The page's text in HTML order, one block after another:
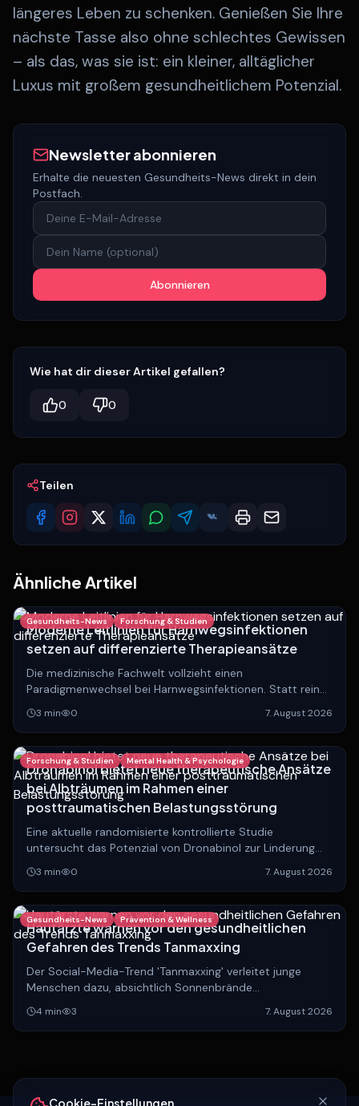
längeres Leben zu schenken. Genießen Sie Ihre
nächste Tasse also ohne schlechtes Gewissen
– als das, was sie ist: ein kleiner, alltäglicher
Luxus mit großem gesundheitlichem Potenzial.
Newsletter abonnieren
Erhalte die neuesten Gesundheits-News direkt in dein
Postfach.
Abonnieren
Wie hat dir dieser Artikel gefallen?
0 0
Teilen
Ähnliche Artikel
Gesundheits-News Forschung & Studien
Moderne Leitlinien für Harnwegsinfektionen
setzen auf differenzierte Therapieansätze
Die medizinische Fachwelt vollzieht einen
Paradigmenwechsel bei Harnwegsinfektionen. Statt rein
anatomischer Einteilungen rückt die Unterscheidung
zwischen lokalisierten und systemischen Verläufen in den
Fokus.
3 min 0 7. August 2026
Forschung & Studien Mental Health & Psychologie
Dronabinol bietet neue therapeutische Ansätze
bei Albträumen im Rahmen einer
posttraumatischen Belastungsstörung
Eine aktuelle randomisierte kontrollierte Studie
untersucht das Potenzial von Dronabinol zur Linderung
von Albträumen bei Patienten mit PTBS.
3 min 0 7. August 2026
Gesundheits-News Prävention & Wellness
Hautärzte warnen vor den gesundheitlichen
Gefahren des Trends Tanmaxxing
Der Social-Media-Trend 'Tanmaxxing' verleitet junge
Menschen dazu, absichtlich Sonnenbrände
herbeizuführen. Experten warnen eindringlich vor den
langfristigen, lebensbedrohlichen Folgen.
4 min 3 7. August 2026
Cookie-Einstellungen